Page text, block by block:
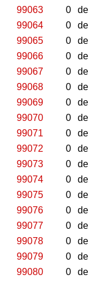
99063
0 de
99064
0 de
99065
0 de
99066
0 de
99067
0 de
99068
0 de
99069
0 de
99070
0 de
99071
0 de
99072
0 de
99073
0 de
99074
0 de
99075
0 de
99076
0 de
99077
0 de
99078
0 de
99079
0 de
99080
0 de